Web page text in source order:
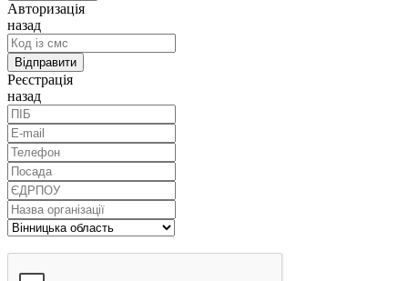
Авторизація
назад
Реєстрація
назад